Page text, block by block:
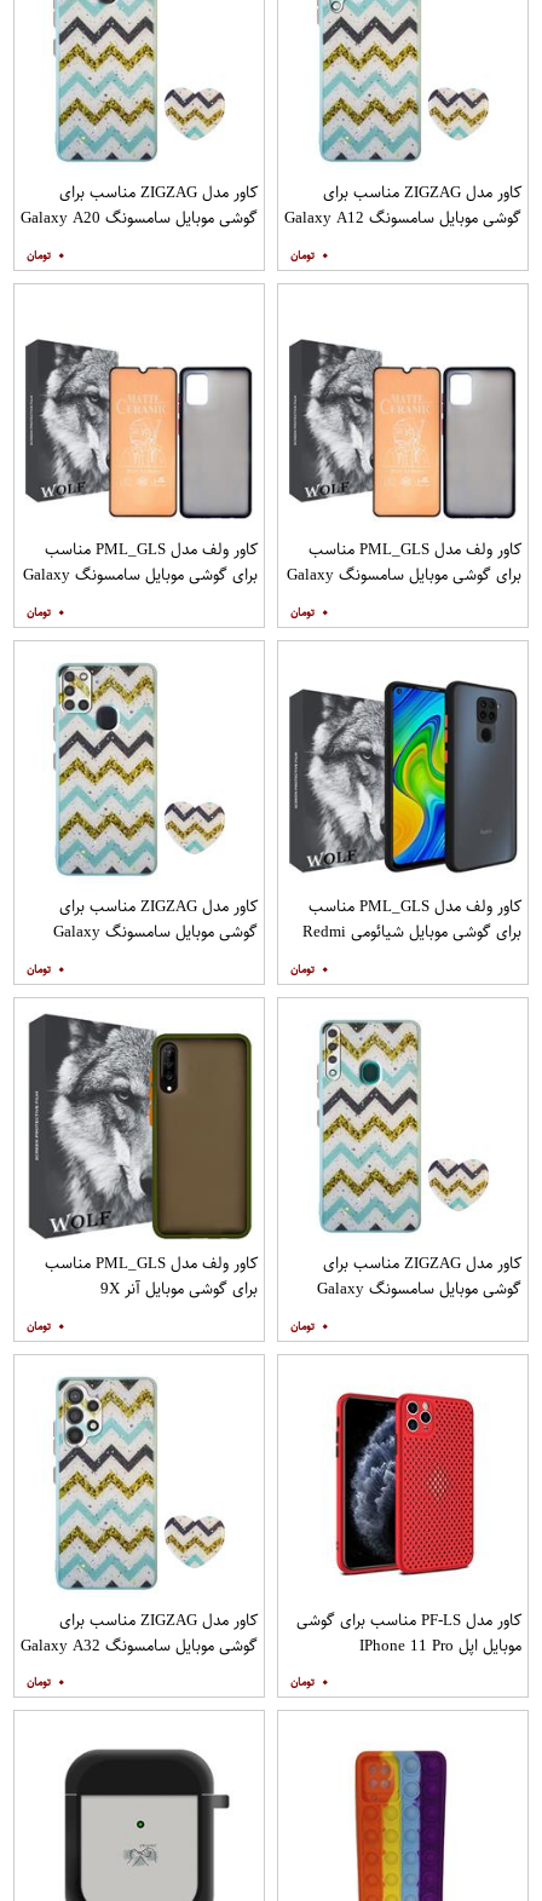
کاور مدل ZIGZAG مناسب برای
گوشی موبایل سامسونگ Galaxy A12
۰
کاور مدل ZIGZAG مناسب برای
گوشی موبایل سامسونگ Galaxy A20
۰
کاور ولف مدل PML_GLS مناسب
برای گوشی موبایل سامسونگ Galaxy
۰
کاور ولف مدل PML_GLS مناسب
برای گوشی موبایل سامسونگ Galaxy
مات
۰
کاور ولف مدل PML_GLS مناسب
برای گوشی موبایل شیائومی Redmi
۰
کاور مدل ZIGZAG مناسب برای
گوشی موبایل سامسونگ Galaxy
۰
کاور مدل ZIGZAG مناسب برای
گوشی موبایل سامسونگ Galaxy
۰
کاور ولف مدل PML_GLS مناسب
برای گوشی موبایل آنر 9X
۰
کاور مدل PF-LS مناسب برای گوشی
موبایل اپل IPhone 11 Pro
۰
کاور مدل ZIGZAG مناسب برای
گوشی موبایل سامسونگ Galaxy A32
۰